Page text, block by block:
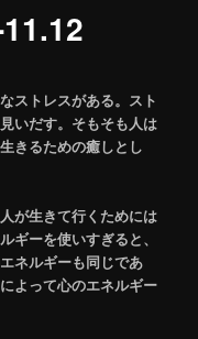
ストレスがある。スト
いだす。そもそも人は
きるための癒しとし
が生きて行くためには
ギーを使いすぎると、
ネルギーも同じであ
よって心のエネルギー